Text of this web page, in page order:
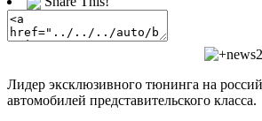
Лидер эксклюзивного тюнинга на
автомобилей представительского класса.